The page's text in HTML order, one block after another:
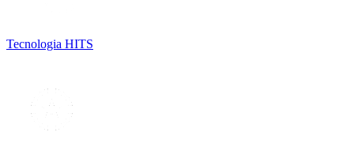
Tecnologia HITS